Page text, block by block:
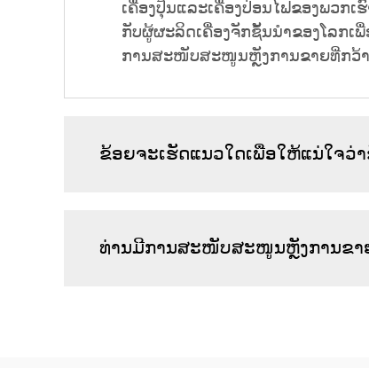
ເຄື່ອງປຸ້ນແລະເຄື່ອງປ່ອນໄຟຂອງພວກ
ກັບຜູ້ຜະລິດເຄື່ອງຈັກຊັ້ນນຳຂອງໂລກ
ການສະໜັບສະໜູນຫຼັງການຂາຍທີ່ກວ້າ
ຂ້ອຍຈະເຮັດແນວໃດເພື່ອໃຫ້ແນ່ໃຈວ່
ທ່ານມີການສະໜັບສະໜູນຫຼັງການຂາ